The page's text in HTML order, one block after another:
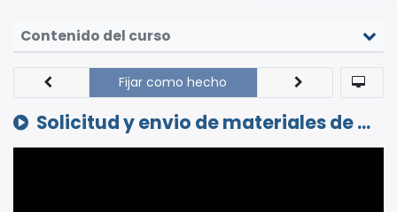
Contenido del curso
Solicitud y envio de materiales de mercadeo
Fijar como hecho